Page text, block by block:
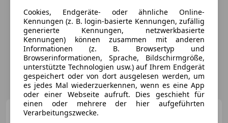
Porsche Cayenne
Cookies, Endgeräte- oder ähnliche Online-
Kennungen (z. B. login-basierte Kennungen, zufällig
generierte Kennungen, netzwerkbasierte
Kennungen) können zusammen mit anderen
Informationen (z. B. Browsertyp und
Browserinformationen, Sprache, Bildschirmgröße,
unterstützte Technologien usw.) auf Ihrem Endgerät
gespeichert oder von dort ausgelesen werden, um
es jedes Mal wiederzuerkennen, wenn es eine App
oder einer Webseite aufruft. Dies geschieht für
einen oder mehrere der hier aufgeführten
Verarbeitungszwecke.